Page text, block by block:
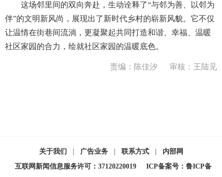
这场邻里间的双向奔赴，生动诠释了“与邻为善、以邻为
伴”的文明新风尚，展现出了新时代乡村的崭新风貌。它不仅
让温情在街巷间流淌，更凝聚起共同打造和谐、幸福、温暖
社区家园的合力，绘就社区家园的温暖底色。
责编：陈佳汐 审核：王陆见
关于我们 广告业务 联系方式
内部网
互联网新闻信息服务许可：37120220019
ICP备案号：鲁ICP备